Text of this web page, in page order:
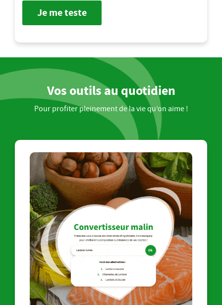
Je me teste
Vos outils au quotidien
Pour profiter pleinement de la vie qu’on aime !